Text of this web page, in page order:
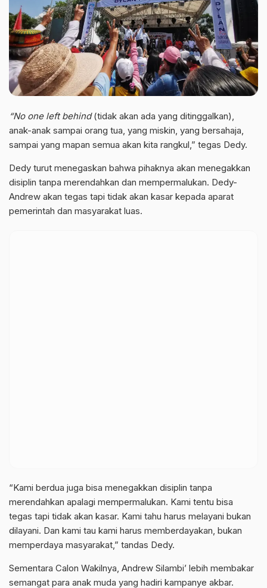
“No one left behind(tidak akan ada yang ditinggalkan),
anak-anak sampai orang tua, yang miskin, yang bersahaja,
sampai yang mapan semua akan kita rangkul,” tegas Dedy.
Dedy turut menegaskan bahwa pihaknya akan menegakkan
disiplin tanpa merendahkan dan mempermalukan. Dedy-
Andrew akan tegas tapi tidak akan kasar kepada aparat
pemerintah dan masyarakat luas.
“Kami berdua juga bisa menegakkan disiplin tanpa
merendahkan apalagi mempermalukan. Kami tentu bisa
tegas tapi tidak akan kasar. Kami tahu harus melayani bukan
dilayani. Dan kami tau kami harus memberdayakan, bukan
memperdaya masyarakat,” tandas Dedy.
Sementara Calon Wakilnya, Andrew Silambi’ lebih membakar
semangat para anak muda yang hadiri kampanye akbar.